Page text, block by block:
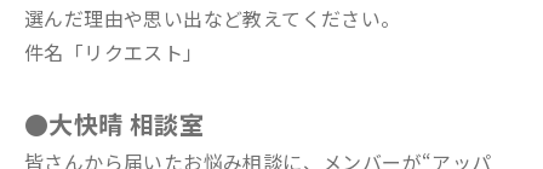
選んだ理由や思い出など教えてください。
件名「リクエスト」
●大快晴 相談室
皆さんから届いたお悩み相談に、メンバーが“アッパ